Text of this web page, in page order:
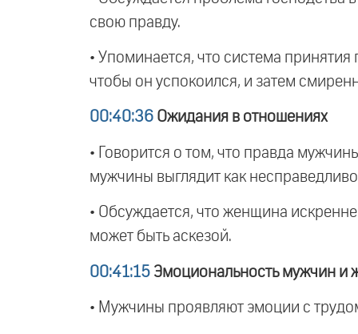
свою правду.
• Упоминается, что система
чтобы он успокоился, и затем
00:40:36 Ожидания в отношениях
• Говорится о том, что правда
мужчины выглядит как
• Обсуждается, что женщина
может быть аскезой.
00:41:15 Эмоциональность мужчин и
• Мужчины проявляют эмоции с